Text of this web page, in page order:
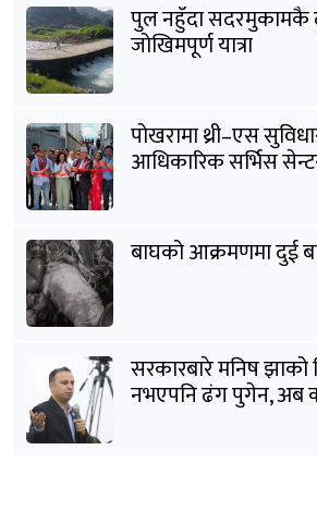
पुल नहुँदा सदरमुकामकै
जोखिमपूर्ण यात्रा
पोखरामा थ्री–एस
आधिकारिक सर्भिस
बाघको आक्रमणमा दुई
सरकारबारे मनिष झाको
नभएपनि ढंग पुगेन, अब